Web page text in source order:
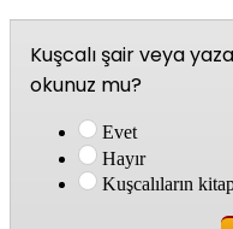
Kuşcalı şair veya
okunuz mu?
Evet
Hayır
Kuşcalıların